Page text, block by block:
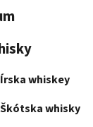
Írska whiskey
Škótska whisky